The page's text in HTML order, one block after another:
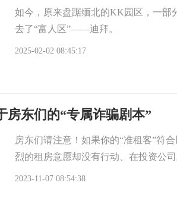
如今，原来盘踞缅北的KK园区，一部
去了“富人区”——迪拜。
2025-02-02 08:45:17
房东们的“专属诈骗剧本”
房东们请注意！如果你的“准租客”符
烈的租房意愿却没有行动、在投资公
2023-11-07 08:54:38